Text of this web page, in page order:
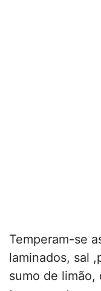
Temperam-se
laminados, sal
sumo de limão,